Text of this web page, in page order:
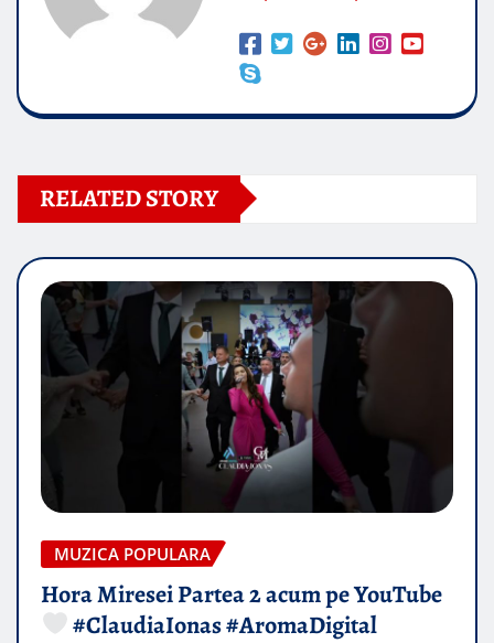
RELATED STORY
MUZICA POPULARA
Hora Miresei Partea 2 acum pe YouTube
#ClaudiaIonas #AromaDigital